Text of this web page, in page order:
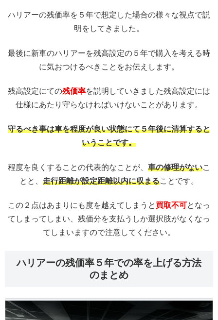
ハリアーの残価率を５年で想定した場合の様々な視点で説
明をしてきました。
最後に新車のハリアーを残高設定の５年で購入を考える時
に気おつけるべきことをお伝えします。
残高設定にての残価率を説明していきました残高設定には
仕様にあたり守らなければいけないことがあります。
守るべき事は車を程度が良い状態にて５年後に清算すると
いうことです。
程度を良くすることの代表的なことが、 車の修理がないこ
とと、 走行距離が設定距離以内に収まることです。
この２点はあまりにも度を越えてしまうと 買取不可となっ
てしまってしまい、残価分を支払うしか選択肢がなくなっ
てしまいますので注意してください。
ハリアーの残価率５年での率を上げる方法
のまとめ